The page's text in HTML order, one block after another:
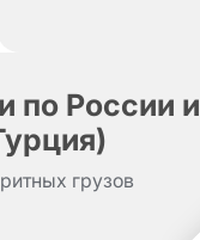
по России и
грузов